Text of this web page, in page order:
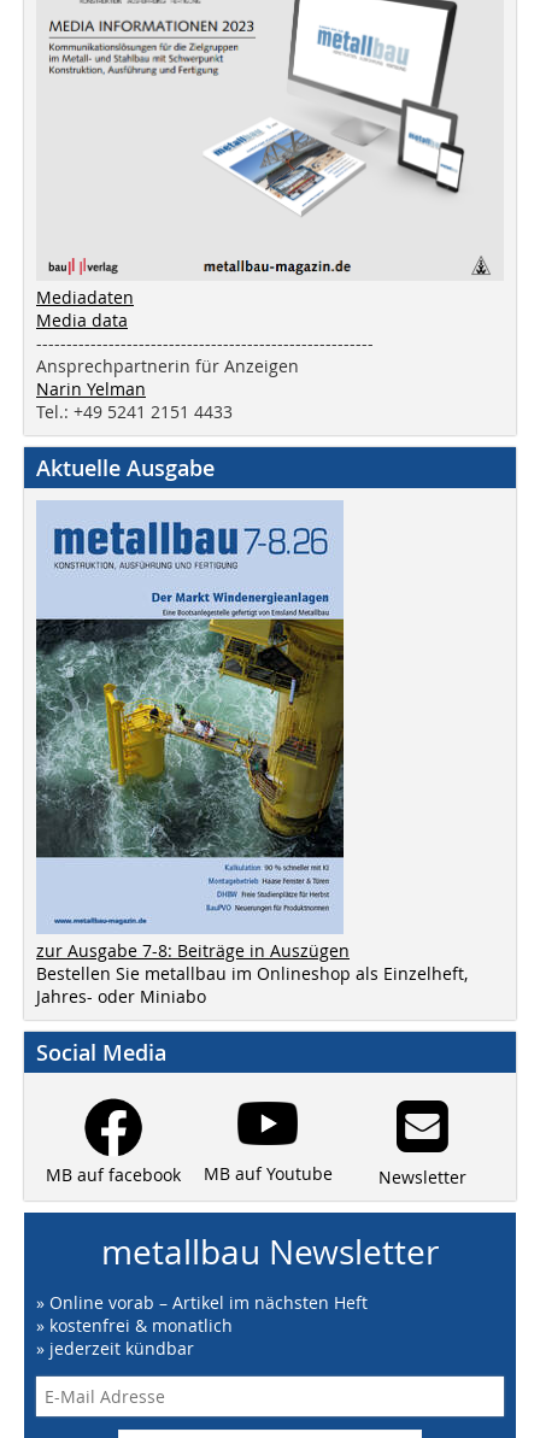
Mediadaten
Media data
--------------------------------------------------------
Ansprechpartnerin für Anzeigen
Narin Yelman
Tel.: +49 5241 2151 4433
Aktuelle Ausgabe
zur Ausgabe 7-8: Beiträge in Auszügen
Bestellen Sie metallbau im Onlineshop als Einzelheft,
Jahres- oder Miniabo
Social Media
MB auf facebook MB auf Youtube Newsletter
metallbau Newsletter
» Online vorab – Artikel im nächsten Heft
» kostenfrei & monatlich
» jederzeit kündbar